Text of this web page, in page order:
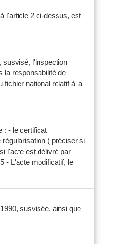
l'article 2 ci-dessus, est
susvisé, l'inspection
la responsabilité de
fichier national relatif à la
: - le certificat
( préciser si
l'acte est délivré par
- L'acte modificatif, le
susvisée, ainsi que